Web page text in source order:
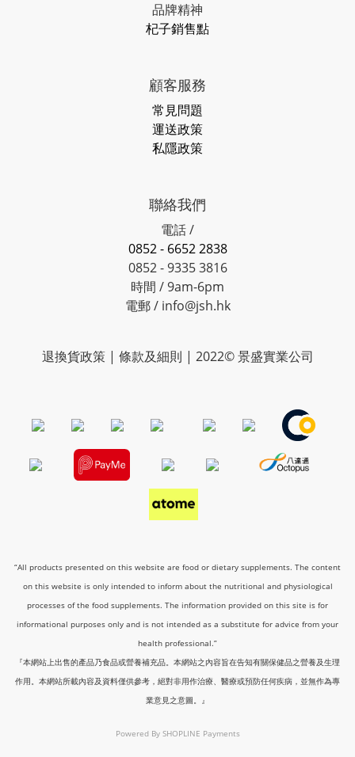
品牌精神
杞子銷售點
顧客服務
常見問題
運送政策
私隱政策
聯絡我們
電話 /
0852 - 6652 2838
0852 - 9335 3816
時間 / 9am-6pm
電郵 / info@jsh.hk
退換貨政策 | 條款及細則 | 2022© 景盛實業公司
“All products presented on this website are food or dietary supplements. The content
on this website is only intended to inform about the nutritional and physiological
processes of the food supplements. The information provided on this site is for
informational purposes only and is not intended as a substitute for advice from your
health professional.”
『本網站上出售的產品乃食品或營養補充品。本網站之內容旨在告知有關保健品之營養及生理
作用。本網站所載內容及資料僅供參考，絕對非用作治療、醫療或預防任何疾病，並無作為專
業意見之意圖。』
Powered By SHOPLINE Payments